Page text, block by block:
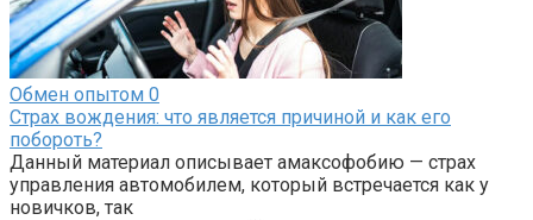
Обмен опытом 0
Страх вождения: что является причиной и как его
побороть?
Данный материал описывает амаксофобию — страх
управления автомобилем, который встречается как у
новичков, так